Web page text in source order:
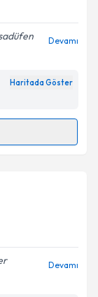
Aydınlatma
belirtilen
Devamı
Haritada Göster
talebi
için bir
Devamı